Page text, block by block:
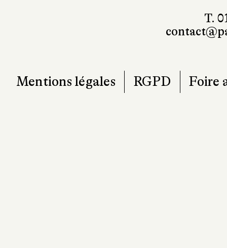
T.
Mentions légales RGPD Foire